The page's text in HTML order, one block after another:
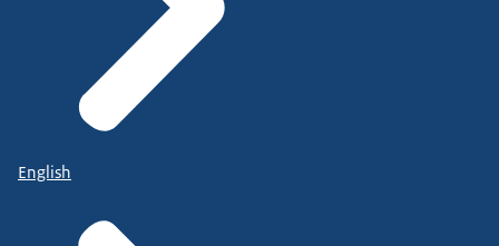
English